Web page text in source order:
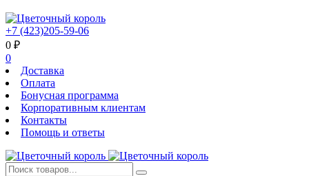
+7 (423)205-59-06
0 ₽
0
Доставка
Оплата
Бонусная программа
Корпоративным клиентам
Контакты
Помощь и ответы